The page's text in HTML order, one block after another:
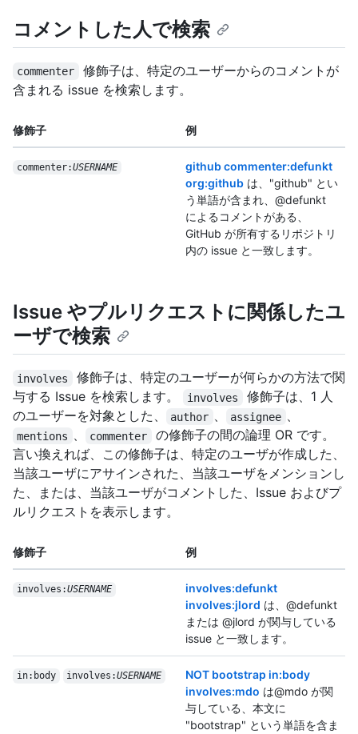
コメントした人で検索
commenter
修飾子は、特定のユーザーからのコメントが
含まれる issue を検索します。
修飾子 例
commenter:USERNAME
github commenter:defunkt
org:github は、"github" とい
う単語が含まれ、@defunkt
によるコメントがある、
GitHub が所有するリポジトリ
内の issue と一致します。
Issue やプルリクエストに関係したユ
ーザで検索
involves
修飾子は、特定のユーザーが何らかの方法で関
与する Issue を検索します。
involves
修飾子は、1 人
のユーザーを対象とした、
author 、 assignee 、
mentions 、 commenter
の修飾子の間の論理 OR です。
言い換えれば、この修飾子は、特定のユーザが作成した、
当該ユーザにアサインされた、当該ユーザをメンションし
た、または、当該ユーザがコメントした、Issue およびプ
ルリクエストを表示します。
修飾子 例
involves:USERNAME
involves:defunkt
involves:jlord は、@defunkt
または @jlord が関与している
issue と一致します。
in:body involves:USERNAME
NOT bootstrap in:body
involves:mdo は@mdo が関
与している、本文に
"bootstrap" という単語を含ま